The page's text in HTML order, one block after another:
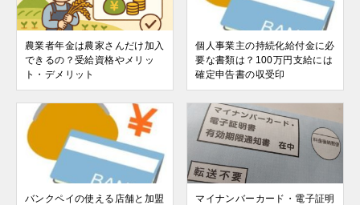
農業者年金は農家さんだけ加入
できるの？受給資格やメリッ
ト・デメリット
個人事業主の持続化給付金に必
要な書類は？100万円支給には
確定申告書の収受印
バンクペイの使える店舗と加盟
マイナンバーカード・電子証明